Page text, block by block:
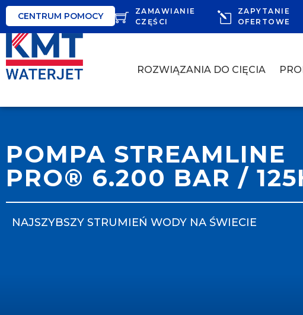
CENTRUM POMOCY
ZAMAWIANIE
CZĘŚCI
ZAPYTANIE
OFERTOWE
ROZWIĄZANIA DO CIĘCIA
POMPA STREAMLINE
PRO® 6.200 BAR /
NAJSZYBSZY STRUMIEŃ WODY NA ŚWIECIE